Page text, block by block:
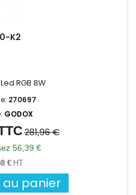
K2
RGB 8W
270697
GODOX
Prix
Prix
de
base
281,96 €
56,39 €
€ HT
au panier